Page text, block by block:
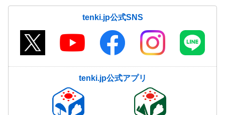
tenki.jp公式SNS
tenki.jp公式アプリ